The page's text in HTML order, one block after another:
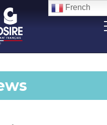
French